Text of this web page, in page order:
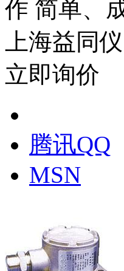
作 简单、
上海益同
立即询价
腾讯QQ
MSN